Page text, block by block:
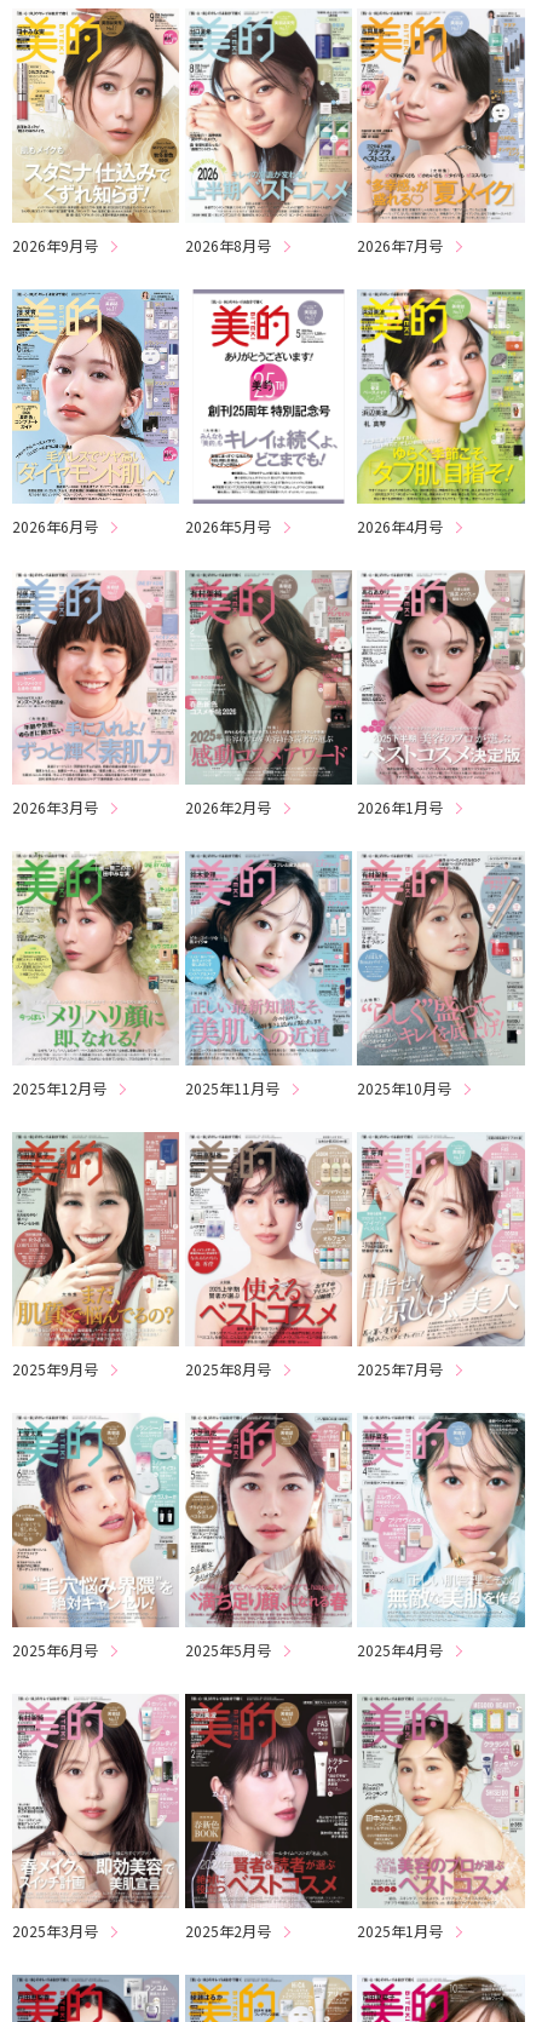
2026年9月号 2026年8月号 2026年7月号
2026年6月号 2026年5月号 2026年4月号
2026年3月号 2026年2月号 2026年1月号
2025年12月号 2025年11月号 2025年10月号
2025年9月号 2025年8月号 2025年7月号
2025年6月号 2025年5月号 2025年4月号
2025年3月号 2025年2月号 2025年1月号